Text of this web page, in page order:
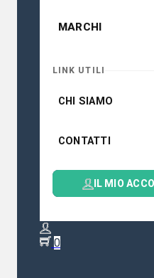
MARCHI
LINK UTILI
CHI SIAMO
CONTATTI
IL MIO
0